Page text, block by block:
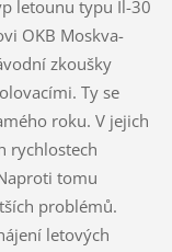
letounu typu Il-30
OKB Moskva-
zkoušky
Ty se
roku. V jejich
rychlostech
tomu
problémů.
letových